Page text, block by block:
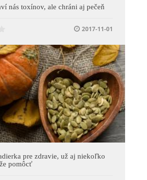
nás toxínov, ale chráni aj pečeň
2017-11-01
pre zdravie, už aj niekoľko
pomôcť